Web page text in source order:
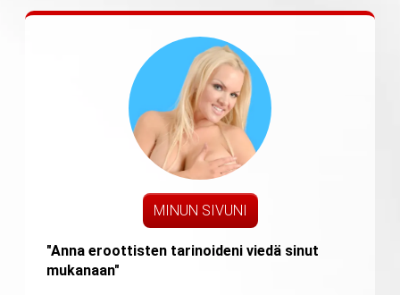
MINUN SIVUNI
"Anna eroottisten tarinoideni viedä sinut
mukanaan"